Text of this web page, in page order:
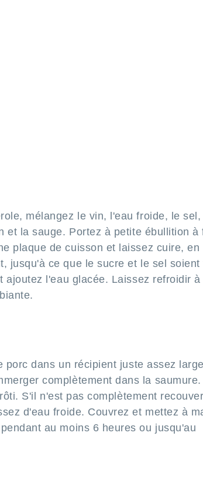
mélangez le vin, l'eau froide, le sel,
et la sauge. Portez à petite ébullition à
plaque de cuisson et laissez cuire, en
jusqu'à ce que le sucre et le sel soient
ajoutez l'eau glacée. Laissez refroidir à
porc dans un récipient juste assez
complètement dans la saumure.
S'il n'est pas complètement
d'eau froide. Couvrez et mettez à
au moins 6 heures ou jusqu'au